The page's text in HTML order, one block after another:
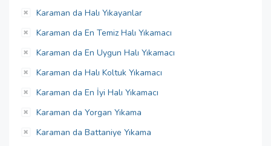
Karaman da Halı Yıkayanlar
Karaman da En Temiz Halı Yıkamacı
Karaman da En Uygun Halı Yıkamacı
Karaman da Halı Koltuk Yıkamacı
Karaman da En İyi Halı Yıkamacı
Karaman da Yorgan Yıkama
Karaman da Battaniye Yıkama